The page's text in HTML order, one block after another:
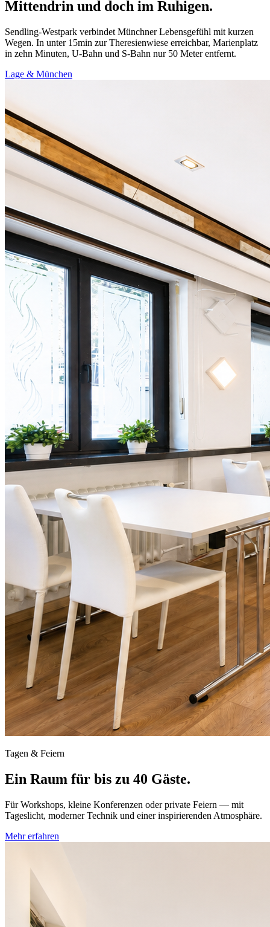
Mittendrin und doch im Ruhigen.
Sendling-Westpark verbindet Münchner Lebensgefühl mit kurzen
Wegen. In unter 15min zur Theresienwiese erreichbar, Marienplatz
in zehn Minuten, U-Bahn und S-Bahn nur 50 Meter entfernt.
Lage & München
Tagen & Feiern
Ein Raum für bis zu 40 Gäste.
Für Workshops, kleine Konferenzen oder private Feiern — mit
Tageslicht, moderner Technik und einer inspirierenden Atmosphäre.
Mehr erfahren